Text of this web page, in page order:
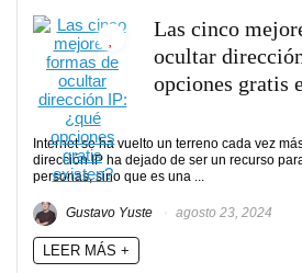
Las cinco
ocultar
opciones gratis
Internet se ha vuelto un terreno cada vez
dirección IP ha dejado de ser un recurso
personas, sino que es una ...
Gustavo Yuste agosto 23, 2024
LEER MÁS +